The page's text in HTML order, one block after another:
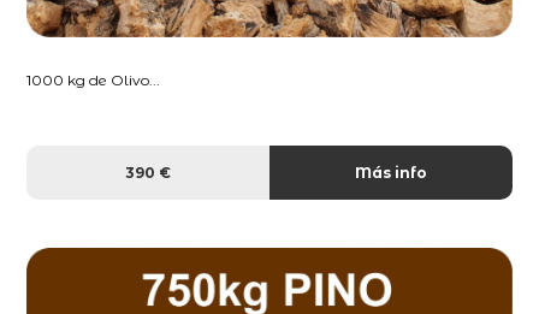
1000 kg de Olivo...
390 € Más info